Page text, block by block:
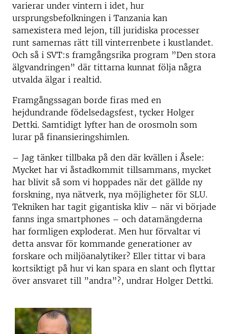
varierar under vintern i idet, hur
ursprungsbefolkningen i Tanzania kan
samexistera med lejon, till juridiska processer
runt samernas rätt till vinterrenbete i kustlandet.
Och så i SVT:s framgångsrika program ”Den stora
älgvandringen” där tittarna kunnat följa några
utvalda älgar i realtid.
Framgångssagan borde firas med en
hejdundrande födelsedagsfest, tycker Holger
Dettki. Samtidigt lyfter han de orosmoln som
lurar på finansieringshimlen.
– Jag tänker tillbaka på den där kvällen i Åsele:
Mycket har vi åstadkommit tillsammans, mycket
har blivit så som vi hoppades när det gällde ny
forskning, nya nätverk, nya möjligheter för SLU.
Tekniken har tagit gigantiska kliv – när vi började
fanns inga smartphones – och datamängderna
har formligen exploderat. Men hur förvaltar vi
detta ansvar för kommande generationer av
forskare och miljöanalytiker? Eller tittar vi bara
kortsiktigt på hur vi kan spara en slant och flyttar
över ansvaret till ”andra”?, undrar Holger Dettki.